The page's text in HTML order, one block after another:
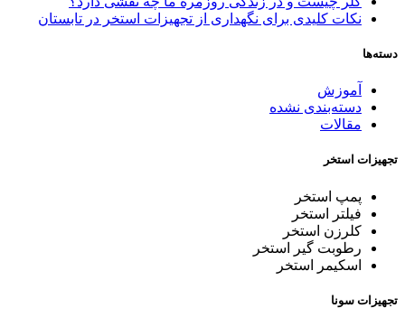
نکات کلیدی برای نگهداری از تجهیزات استخر در تابستان
دسته‌ها
آموزش
دسته‌بندی نشده
مقالات
تجهیزات استخر
پمپ استخر
فیلتر استخر
کلرزن استخر
رطوبت گیر استخر
اسکیمر استخر
تجهیزات سونا